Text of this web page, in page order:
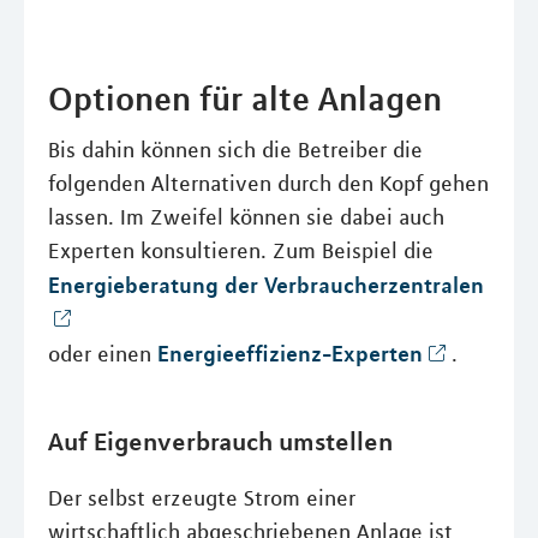
Optionen für alte Anlagen
Bis dahin können sich die Betreiber die
folgenden Alternativen durch den Kopf gehen
lassen. Im Zweifel können sie dabei auch
Experten konsultieren. Zum Beispiel die
Energieberatung der Verbraucherzentralen
oder einen Energieeffizienz-Experten .
Auf Eigenverbrauch umstellen
Der selbst erzeugte Strom einer
wirtschaftlich abgeschriebenen Anlage ist